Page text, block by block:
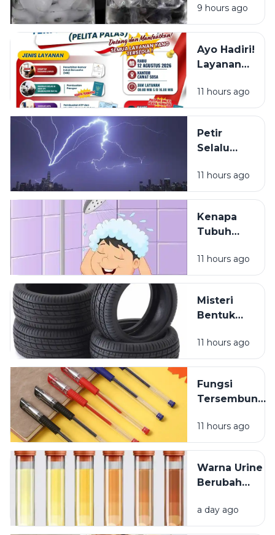
Putih, Apa
Bedanya?
9 hours ago
Ayo Hadiri!
Layanan
Pajak Dan
Paspor
Warga
Sosa
11 hours ago
Petir
Selalu
Lebih Dulu
daripada
11 hours ago
Kenapa
Tubuh
Ringan
Setelah
11 hours ago
Misteri
Bentuk
Kendaraan
yang
Dipikirkan
11 hours ago
Fungsi
Tersembunyi
pada Tutup
Pulpen
11 hours ago
Warna Urine
Berubah
Minum
Vitamin? Ini
a day ago